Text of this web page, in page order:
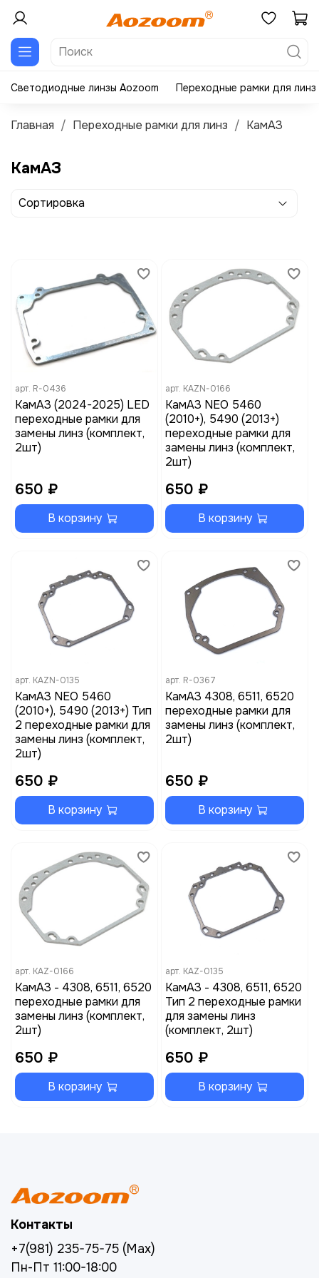
Светодиодные линзы Aozoom Переходные рамки для линз
Главная Переходные рамки для линз КамАЗ
КамАЗ
арт. R-0436
КамАЗ (2024-2025) LED
переходные рамки для
замены линз (комплект,
2шт)
650 ₽
В корзину
арт. KAZN-0166
КамАЗ NEO 5460
(2010+), 5490 (2013+)
переходные рамки для
замены линз (комплект,
2шт)
650 ₽
В корзину
арт. KAZN-0135
КамАЗ NEO 5460
(2010+), 5490 (2013+) Тип
2 переходные рамки для
замены линз (комплект,
2шт)
650 ₽
В корзину
арт. R-0367
КамАЗ 4308, 6511, 6520
переходные рамки для
замены линз (комплект,
2шт)
650 ₽
В корзину
арт. KAZ-0166
КамАЗ - 4308, 6511, 6520
переходные рамки для
замены линз (комплект,
2шт)
650 ₽
В корзину
арт. KAZ-0135
КамАЗ - 4308, 6511, 6520
Тип 2 переходные рамки
для замены линз
(комплект, 2шт)
650 ₽
В корзину
Контакты
+7(981) 235-75-75 (Max)
Пн-Пт 11:00-18:00